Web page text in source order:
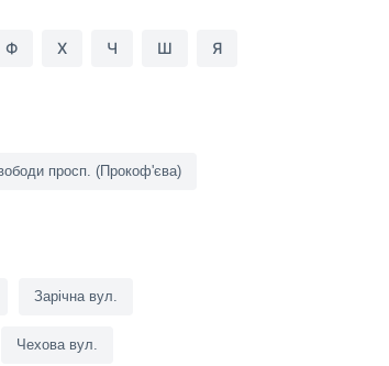
Ф Х Ч Ш Я
просп. (Прокоф'єва)
Зарічна вул.
Чехова вул.